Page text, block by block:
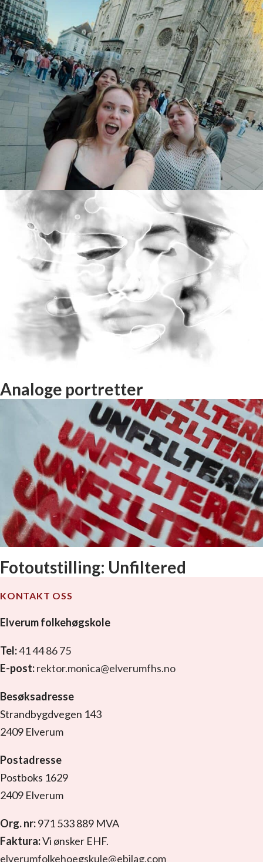
Interrail med Foto og Musikk!
Analoge portretter
Fotoutstilling: Unfiltered
KONTAKT OSS
Elverum folkehøgskole
Tel:41 44 86 75
E-post:rektor.monica@elverumfhs.no
Besøksadresse
Strandbygdvegen 143
2409 Elverum
Postadresse
Postboks 1629
2409 Elverum
Org. nr:971 533 889 MVA
Faktura:Vi ønsker EHF.
elverumfolkehoegskule@ebilag.com